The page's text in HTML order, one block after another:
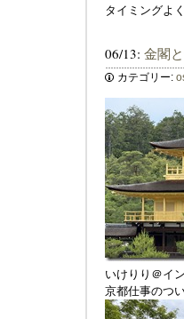
タイミングよ
06/13: 金閣
カテゴリー:
いけりり＠イ
京都仕事のつ